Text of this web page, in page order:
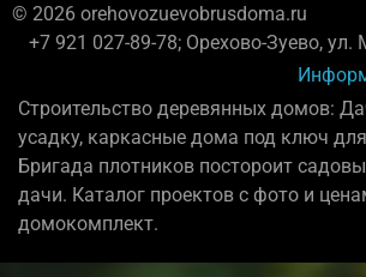
© 2026 orehovozuevobrusdoma.ru
+7 921 027-89-78; Орехово-Зуево, ул.
Строительство деревянных домов:
усадку, каркасные дома под ключ
Бригада плотников постороит
дачи. Каталог проектов с фото и
домокомплект.